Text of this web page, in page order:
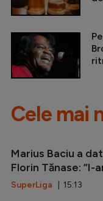
Cele mai
Marius Baciu a
Florin Tănase: ”I-
SuperLiga | 15:13